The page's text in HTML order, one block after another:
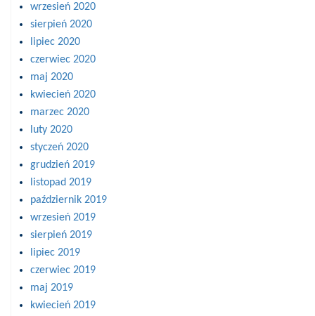
wrzesień 2020
sierpień 2020
lipiec 2020
czerwiec 2020
maj 2020
kwiecień 2020
marzec 2020
luty 2020
styczeń 2020
grudzień 2019
listopad 2019
październik 2019
wrzesień 2019
sierpień 2019
lipiec 2019
czerwiec 2019
maj 2019
kwiecień 2019